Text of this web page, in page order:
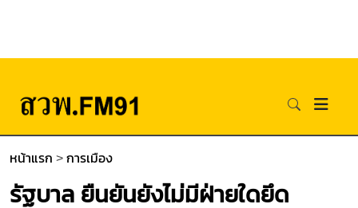
หน้าแรก > การเมือง
รัฐบาล ยืนยันยังไม่มีฝ่ายใดยึด